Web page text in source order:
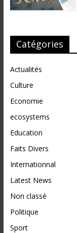
Catégories
Actualités
Culture
Economie
ecosystems
Education
Faits Divers
Internationnal
Latest News
Non classé
Politique
Sport